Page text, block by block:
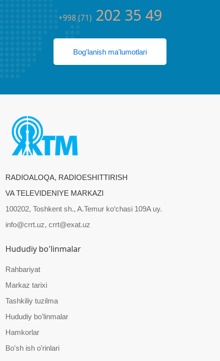
+998 (71) 202 35 49
Bog'lanish ma'lumotlari
RADIOALOQA, RADIOESHITTIRISH
VA TELEVIDENIYE MARKAZI
100202, Toshkent sh., A.Temur ko‘chasi 109A uy.
info@crrt.uz, crrt@exat.uz
Hududiy bo'linmalar
Rahbariyat
Markaz tarixi
Tashkiliy tuzilma
Hududiy bo'linmalar
Hamkorlar
Bo'sh ish o'rinlari